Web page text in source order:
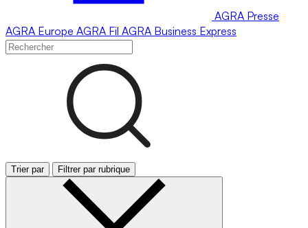
AGRA Presse
AGRA Europe AGRA Fil AGRA Business Express
Trier par Filtrer par rubrique